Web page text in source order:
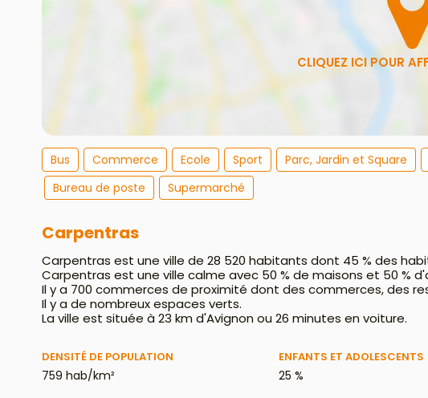
Bus Commerce Ecole Sport Parc, Jardin et Square
Bureau de poste
Supermarché
Carpentras
Carpentras est une ville de 28 520 habitants dont 45 % des
Carpentras est une ville calme avec 50 % de maisons et 50 %
Il y a 700 commerces de proximité dont des commerces, des
Il y a de nombreux espaces verts.
La ville est située à 23 km d'Avignon ou 26 minutes en voiture.
DENSITÉ DE POPULATION
759 hab/km²
ENFANTS ET ADOLESCENTS
25 %